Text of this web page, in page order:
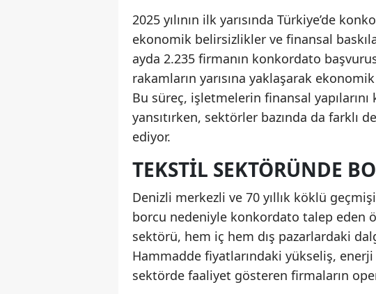
2025 yılının ilk yarısında Türkiye’de
ekonomik belirsizlikler ve finansal
ayda 2.235 firmanın konkordato
rakamların yarısına yaklaşarak
Bu süreç, işletmelerin finansal yapılarını
yansıtırken, sektörler bazında da farklı
ediyor.
TEKSTIL SEKTÖRÜNDE
Denizli merkezli ve 70 yıllık köklü
borcu nedeniyle konkordato talep eden
sektörü, hem iç hem dış pazarlardaki
Hammadde fiyatlarındaki yükseliş,
sektörde faaliyet gösteren firmaların